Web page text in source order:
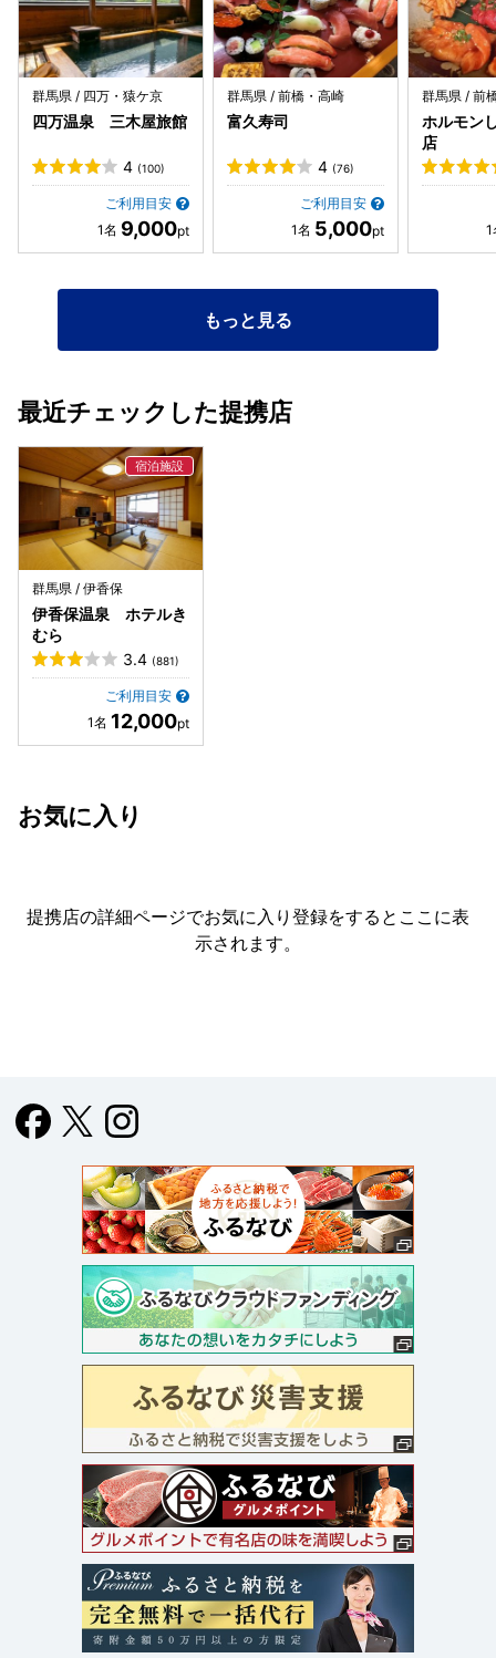
入れるけど熱くない。
群馬県 / 四万・猿ケ京
四万温泉 三木屋旅館
4 (100)
ご利用目安
9,000
群馬県 / 前橋・高崎
富久寿司
4 (76)
ご利用目安
5,000
群馬県 / 前
ホルモン
店
もっと見る
最近チェックした提携店
群馬県 / 伊香保
伊香保温泉 ホテルき
むら
3.4 (881)
ご利用目安
12,000
お気に入り
提携店の詳細ページでお気に入り登録をすると ここに表
示されます。